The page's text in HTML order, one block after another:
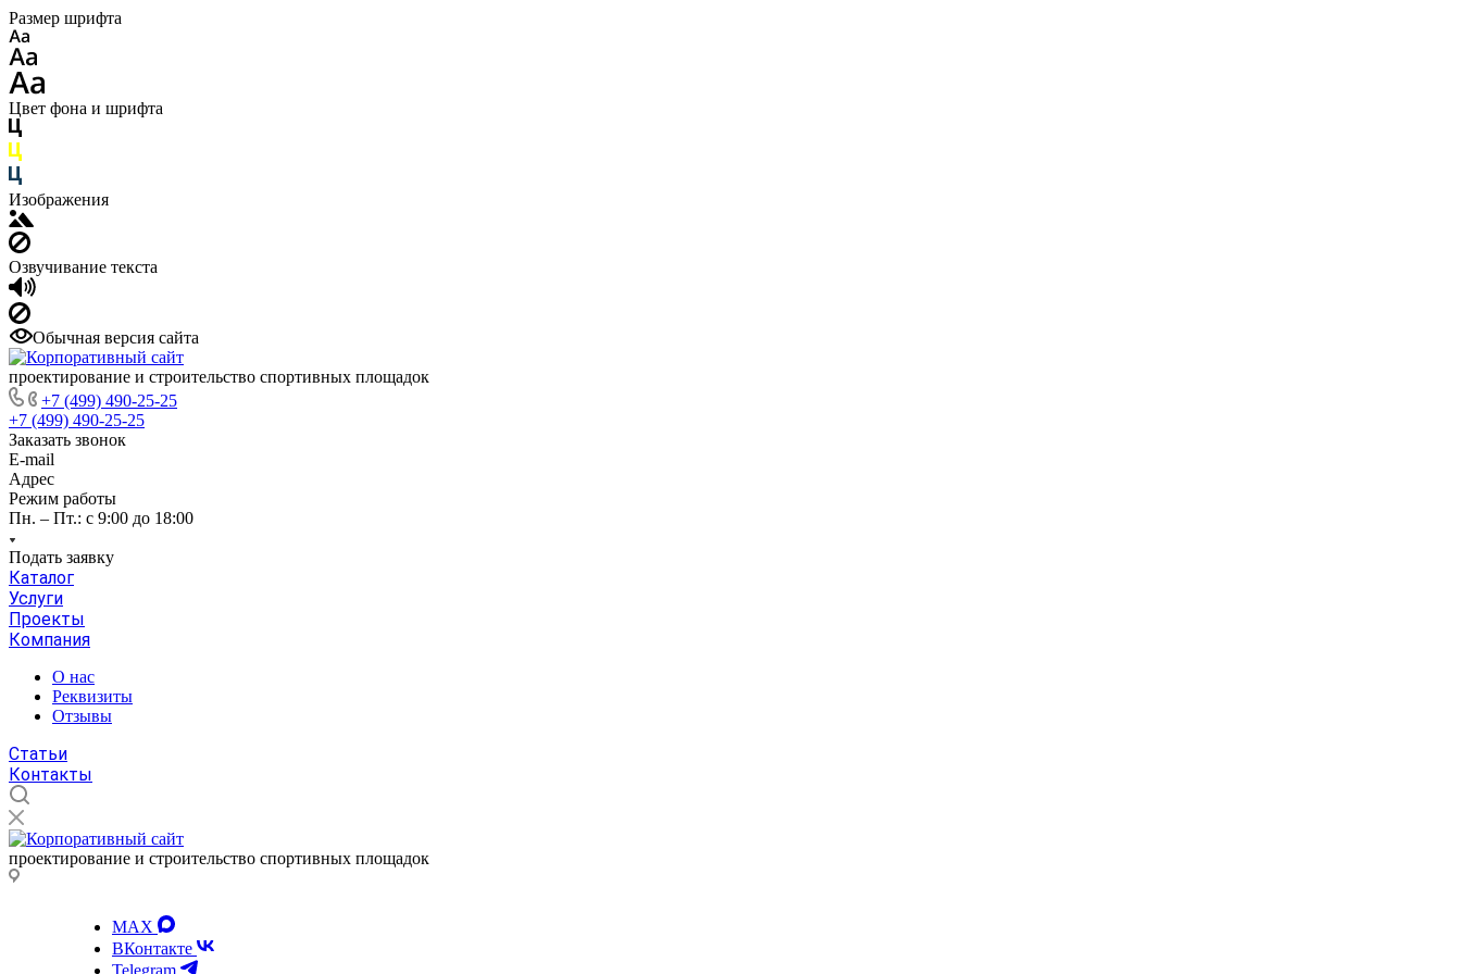
Размер шрифта
Цвет фона и шрифта
Изображения
Озвучивание текста
Обычная версия сайта
проектирование и строительство спортивных площадок
+7 (499) 490-25-25
+7 (499) 490-25-25
Заказать звонок
E-mail
Адрес
Режим работы
Пн. – Пт.: с 9:00 до 18:00
Подать заявку
Каталог
Услуги
Проекты
Компания
О нас
Реквизиты
Отзывы
Статьи
Контакты
проектирование и строительство спортивных площадок
MAX
ВКонтакте
Telegram